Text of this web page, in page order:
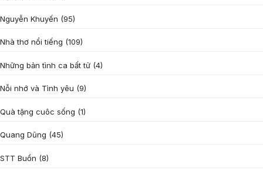
Nguyễn Khuyến (95)
Nhà thơ nổi tiếng (109)
Những bản tình ca bất tử (4)
Nỗi nhớ và Tình yêu (9)
Quà tặng cuôc sống (1)
Quang Dũng (45)
STT Buồn (8)